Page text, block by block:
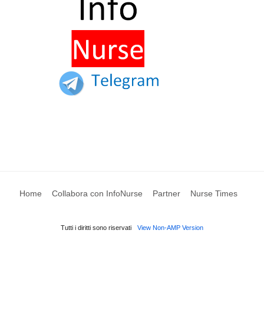
Home Collabora con InfoNurse Partner Nurse Times
Tutti i diritti sono riservati View Non-AMP Version